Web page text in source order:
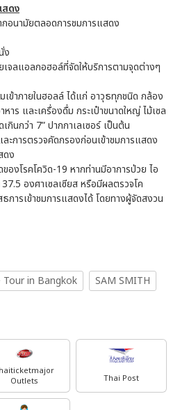
สดง
อนามัยตลอดการชมการแสดง
ง
เจลแอลกอฮอล์ที่จัดให้บริการตามจุดต่างๆ
ข้าภายในฮอลล์ ได้แก่ อาวุธทุกชนิด กล้อง
าร และเครื่องดื่ม กระเป๋าขนาดใหญ่ ไม้เซล
นกว่า 7” ปากกาเลเซอร์ เป็นต้น
ละการตรวจคัดกรองก่อนเข้าชมการแสดง
ดง
องโรคโควิด-19 หากท่านมีอาการป่วย ไอ
องศาเซลเซียส หรือมีผลตรวจโค
ารเข้าชมการแสดงได้ โดยทางผู้จัดสงวน
Tour in Bangkok SAM SMITH
Outlets
Thai Post